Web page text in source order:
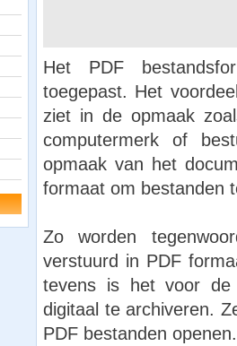
Het PDF
toegepast. Het
ziet in de opmaak
computermerk of
opmaak van het
formaat om bestanden
Zo worden
verstuurd in PDF
tevens is het voor de
digitaal te archiveren.
PDF bestanden openen.